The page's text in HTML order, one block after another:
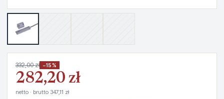
332,00 zł −15%
282,20 zł
netto · brutto 347,11 zł